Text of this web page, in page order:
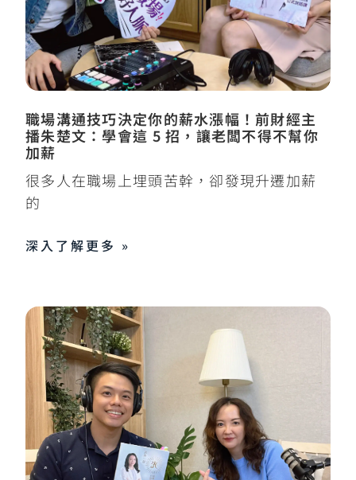
職場溝通技巧決定你的薪水漲幅！前財經主
播朱楚文：學會這 5 招，讓老闆不得不幫你
加薪
很多人在職場上埋頭苦幹，卻發現升遷加薪
的
深入了解更多 »